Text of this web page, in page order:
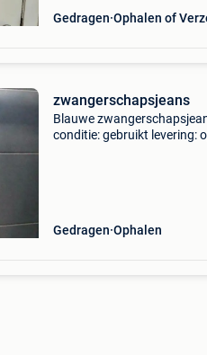
Gedragen Ophalen of
zwangerschapsjeans
Blauwe
conditie: gebruikt levering:
Gedragen Ophalen